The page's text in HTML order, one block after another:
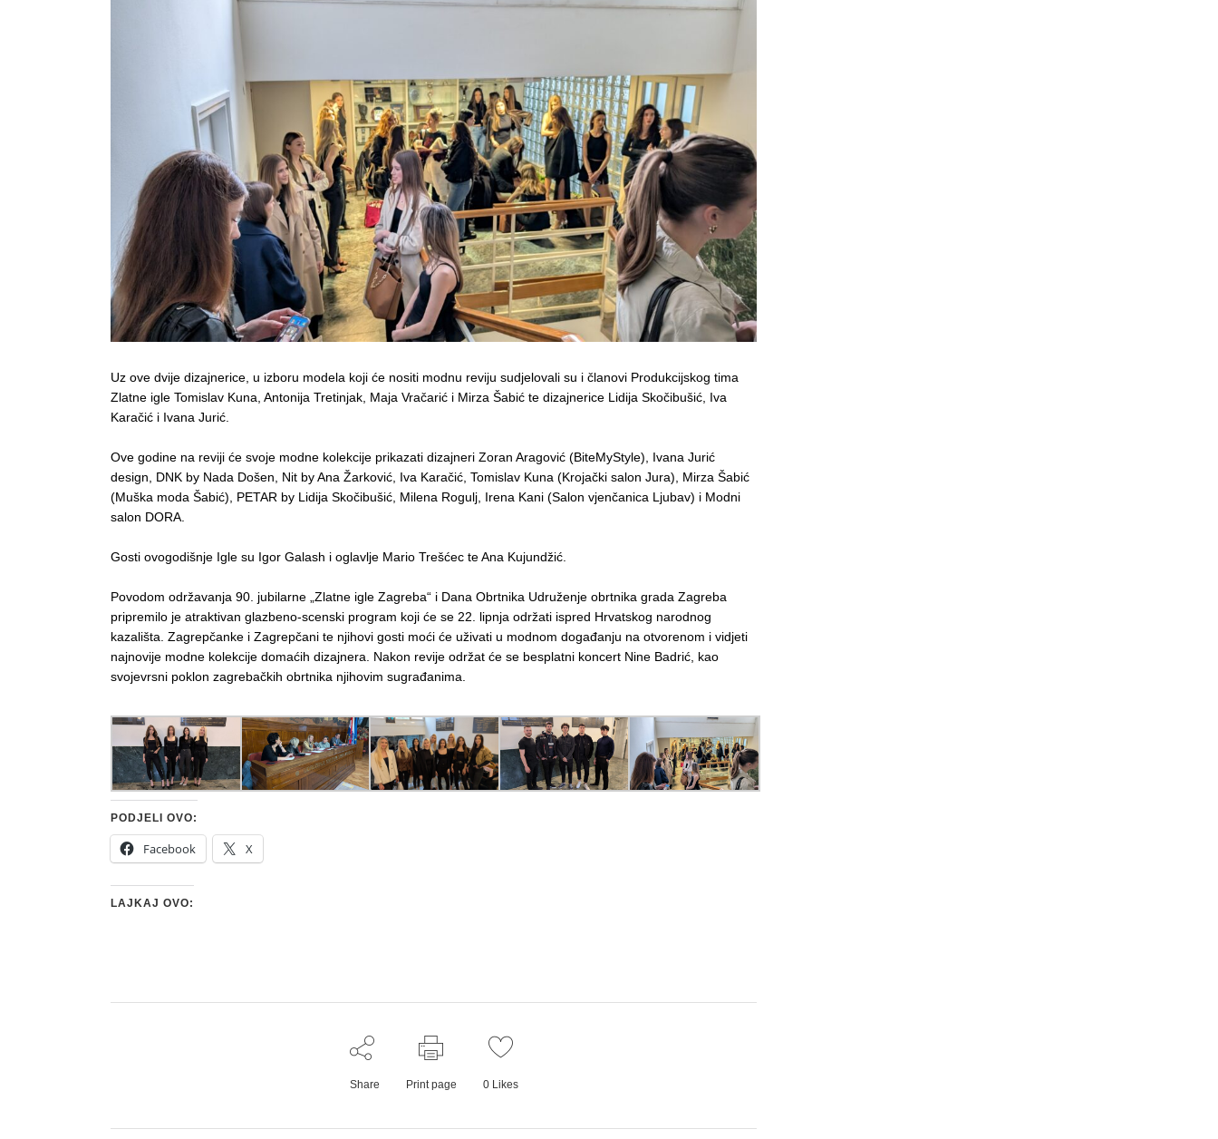
Uz ove dvije dizajnerice, u izboru modela koji će nositi modnu reviju sudjelovali su i članovi Produkcijskog tima
Zlatne igle Tomislav Kuna, Antonija Tretinjak, Maja Vračarić i Mirza Šabić te dizajnerice Lidija Skočibušić, Iva
Karačić i Ivana Jurić.
Ove godine na reviji će svoje modne kolekcije prikazati dizajneri Zoran Aragović (BiteMyStyle), Ivana Jurić
design, DNK by Nada Došen, Nit by Ana Žarković, Iva Karačić, Tomislav Kuna (Krojački salon Jura), Mirza Šabić
(Muška moda Šabić), PETAR by Lidija Skočibušić, Milena Rogulj, Irena Kani (Salon vjenčanica Ljubav) i Modni
salon DORA.
Gosti ovogodišnje Igle su Igor Galash i oglavlje Mario Trešćec te Ana Kujundžić.
Povodom održavanja 90. jubilarne „Zlatne igle Zagreba“ i Dana Obrtnika Udruženje obrtnika grada Zagreba
pripremilo je atraktivan glazbeno-scenski program koji će se 22. lipnja održati ispred Hrvatskog narodnog
kazališta. Zagrepčanke i Zagrepčani te njihovi gosti moći će uživati u modnom događanju na otvorenom i vidjeti
najnovije modne kolekcije domaćih dizajnera. Nakon revije održat će se besplatni koncert Nine Badrić, kao
svojevrsni poklon zagrebačkih obrtnika njihovim sugrađanima.
PODJELI OVO:
Facebook X
LAJKAJ OVO:
Share Print page 0Likes